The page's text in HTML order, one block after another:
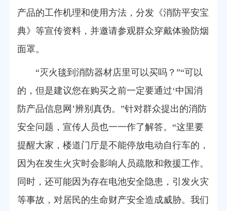
产品的工作机理和使用方法，分发《消防平安宝
典》等宣传资料，并邀请参观群众穿戴体验防烟
面罩。
“灭火毯到消防器材店里可以买吗？”“可以
的，但是建议您在购买之前一定要通过‘中国消
防产品信息网’辨别真伪。”针对群众提出的消防
安全问题，宣传人员也一一作了解答。“这里要
提醒大家，楼道门厅是不能停放电动自行车的，
因为在发生火灾时会影响人员疏散和救援工作。
同时，还可能因为存在电池安全隐患，引发火灾
等事故，对居民的生命财产安全造成威胁。我们